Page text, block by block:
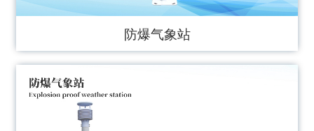
防爆气象站